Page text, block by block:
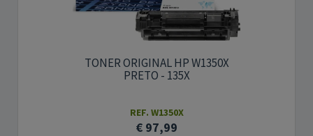
TONER ORIGINAL HP W1350X
PRETO - 135X
REF. W1350X
€ 97,99